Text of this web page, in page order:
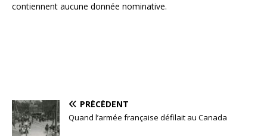
contiennent aucune donnée nominative.
PRÉCÉDENT
Quand l’armée française défilait au Canada